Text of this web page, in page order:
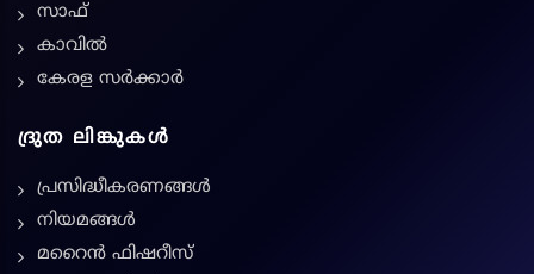
സാഫ്
കാവിൽ
കേരള സർക്കാർ
ദ്രുത ലിങ്കുകൾ
പ്രസിദ്ധീകരണങ്ങൾ
നിയമങ്ങള്‍
മറൈൻ ഫിഷറീസ്